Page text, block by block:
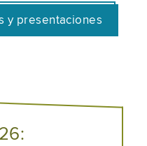
y presentaciones